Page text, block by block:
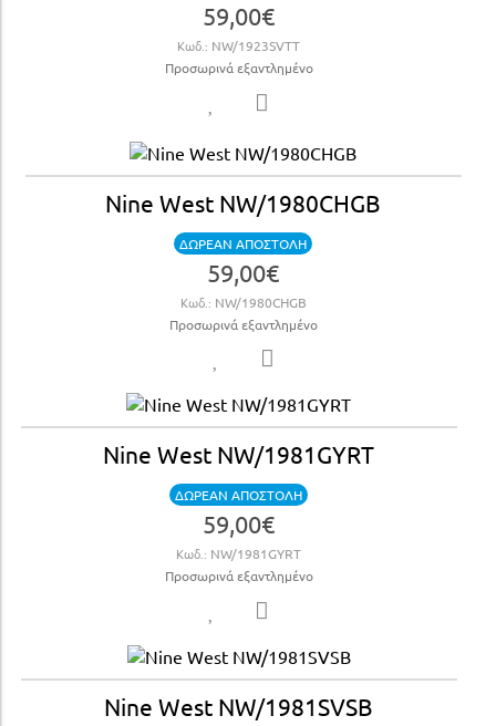
59,00€
Κωδ.: NW/1923SVTT
Προσωρινά εξαντλημένο
Nine West NW/1980CHGB
ΔΩΡΕΑΝ ΑΠΟΣΤΟΛΗ
59,00€
Κωδ.: NW/1980CHGB
Προσωρινά εξαντλημένο
Nine West NW/1981GYRT
ΔΩΡΕΑΝ ΑΠΟΣΤΟΛΗ
59,00€
Κωδ.: NW/1981GYRT
Προσωρινά εξαντλημένο
Nine West NW/1981SVSB